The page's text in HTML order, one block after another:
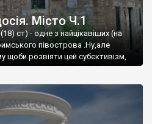
Місто Ч.1
ст) - одне з найцікавіших (на
півострова .Ну,але
розвіяти цей субєктивізм,